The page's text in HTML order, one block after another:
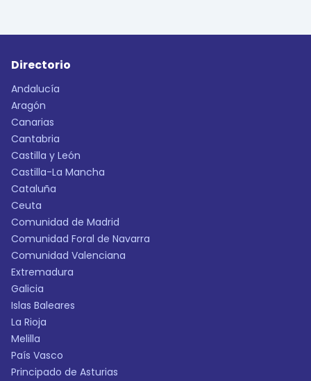
Directorio
Andalucía
Aragón
Canarias
Cantabria
Castilla y León
Castilla-La Mancha
Cataluña
Ceuta
Comunidad de Madrid
Comunidad Foral de Navarra
Comunidad Valenciana
Extremadura
Galicia
Islas Baleares
La Rioja
Melilla
País Vasco
Principado de Asturias